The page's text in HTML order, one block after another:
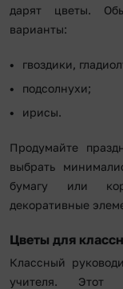
дарят цветы.
варианты:
гвоздики,
подсолнухи;
ирисы.
Продумайте
выбрать
бумагу или
декоративные
Цветы для
Классный
учителя. Этот